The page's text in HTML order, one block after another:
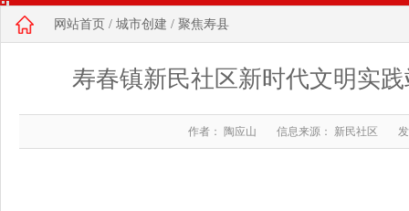
网站首页 / 城市创建 / 聚焦寿县
寿春镇新民社区新时代文明实
作者： 陶应山 信息来源： 新民社区